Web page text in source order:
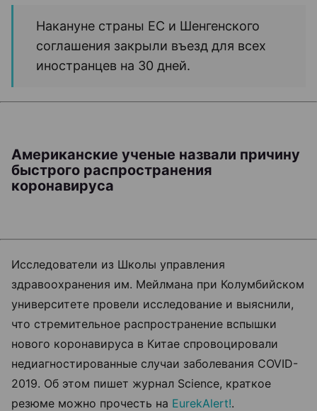
Накануне страны ЕС и Шенгенского
соглашения закрыли въезд для всех
иностранцев на 30 дней.
Американские ученые назвали причину
быстрого распространения
коронавируса
Исследователи из Школы управления
здравоохранения им. Мейлмана при Колумбийском
университете провели исследование и выяснили,
что стремительное распространение вспышки
нового коронавируса в Китае спровоцировали
недиагностированные случаи заболевания COVID-
2019. Об этом пишет журнал Science, краткое
резюме можно прочесть на EurekAlert!.